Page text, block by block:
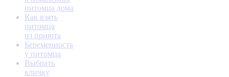
питомца дома
Как взять
питомца
из приюта
Беременность
у питомца
Выбрать
кличку